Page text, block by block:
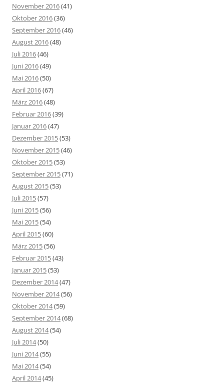
November 2016(41)
Oktober 2016(36)
September 2016(46)
August 2016(48)
Juli 2016(46)
Juni 2016(49)
Mai 2016(50)
April 2016(67)
März 2016(48)
Februar 2016(39)
Januar 2016(47)
Dezember 2015(53)
November 2015(46)
Oktober 2015(53)
September 2015(71)
August 2015(53)
Juli 2015(57)
Juni 2015(56)
Mai 2015(54)
April 2015(60)
März 2015(56)
Februar 2015(43)
Januar 2015(53)
Dezember 2014(47)
November 2014(56)
Oktober 2014(59)
September 2014(68)
August 2014(54)
Juli 2014(50)
Juni 2014(55)
Mai 2014(54)
April 2014(45)